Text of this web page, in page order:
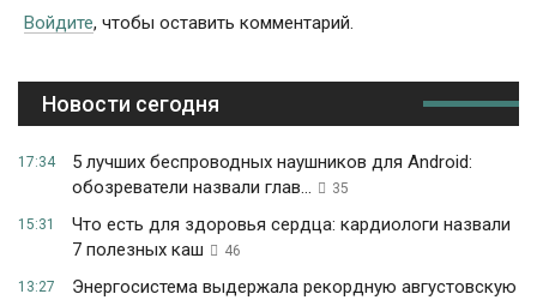
Войдите, чтобы оставить комментарий.
Новости сегодня
17:34
5 лучших беспроводных наушников для Android:
обозреватели назвали глав...
35
15:31
Что есть для здоровья сердца: кардиологи назвали
7 полезных каш
46
13:27
Энергосистема выдержала рекордную августовскую